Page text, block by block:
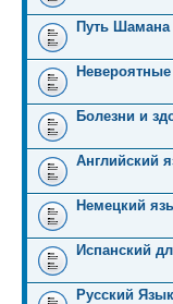
Путь
Болезни и
Английский
Немецкий
Испанский
Русский